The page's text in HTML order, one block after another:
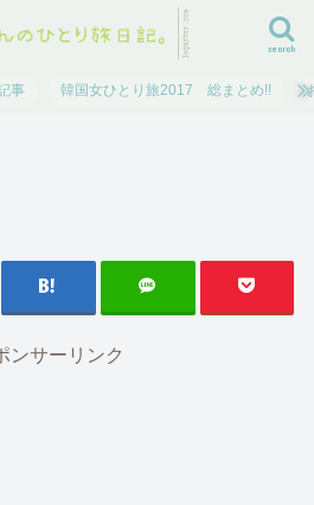
search
事 韓国女ひとり旅2017 総まとめ!!
ンサーリンク